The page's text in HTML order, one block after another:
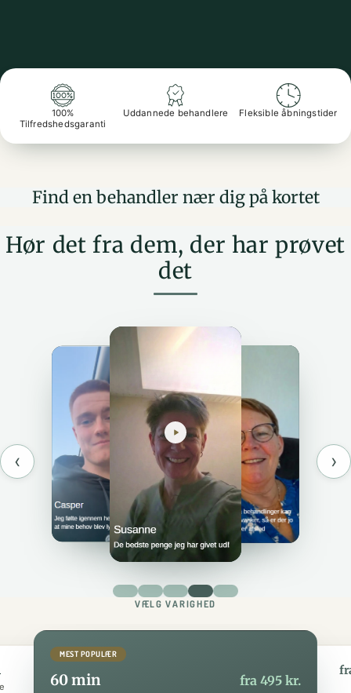
100%
Tilfredshedsgaranti
Uddannede behandlere Fleksible åbningstider
Find en behandler nær dig på kortet
Hør det fra dem, der har prøvet
det
‹ ›
VÆLG VARIGHED
MEST POPULÆR
60 min fra 495 kr.